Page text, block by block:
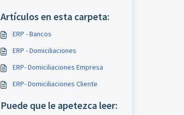
Artículos en esta carpeta:
ERP - Bancos
ERP - Domiciliaciones
ERP- Domiciliaciones Empresa
ERP- Domiciliaciones Cliente
Puede que le apetezca leer: